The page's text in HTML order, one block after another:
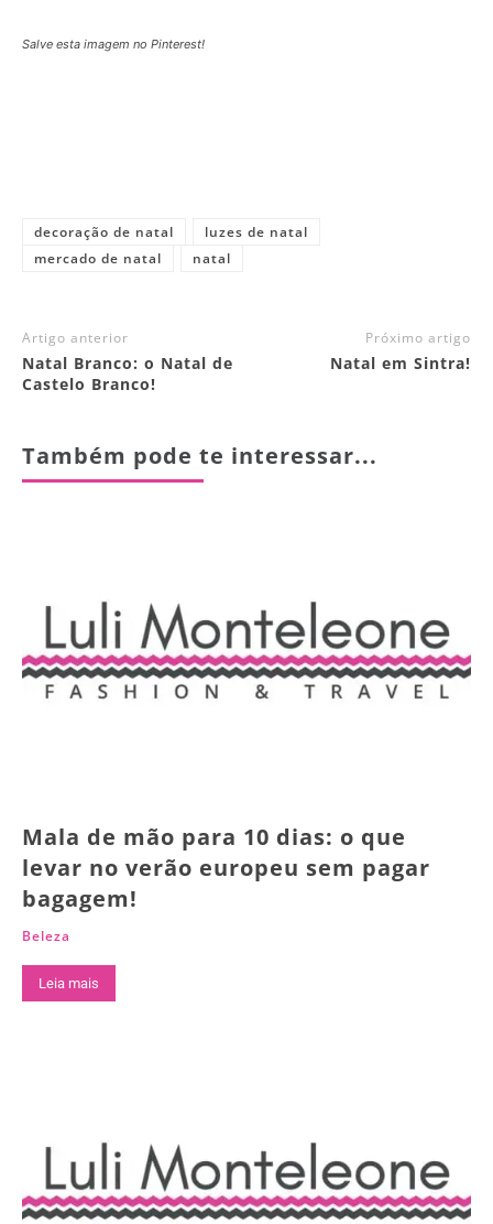
Salve esta imagem no Pinterest!
decoração de natal
luzes de natal
mercado de natal
natal
Artigo anterior
Natal Branco: o Natal de
Castelo Branco!
Próximo artigo
Natal em Sintra!
Também pode te interessar...
Mala de mão para 10 dias: o que
levar no verão europeu sem pagar
bagagem!
Beleza
Leia mais